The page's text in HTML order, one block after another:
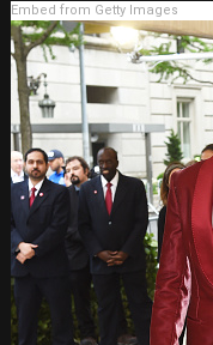
Embed from Getty Images